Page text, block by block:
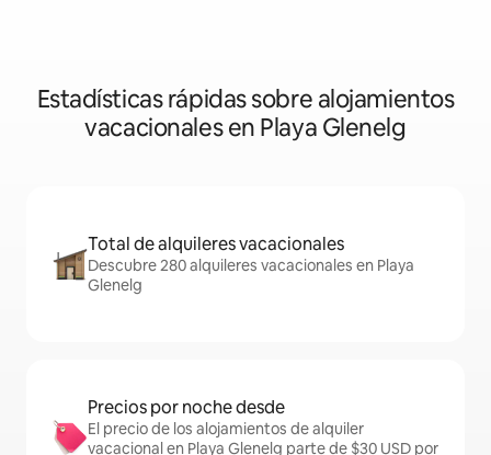
Estadísticas rápidas sobre alojamientos
vacacionales en Playa Glenelg
Total de alquileres vacacionales
Descubre 280 alquileres vacacionales en Playa
Glenelg
Precios por noche desde
El precio de los alojamientos de alquiler
vacacional en Playa Glenelg parte de $30 USD por